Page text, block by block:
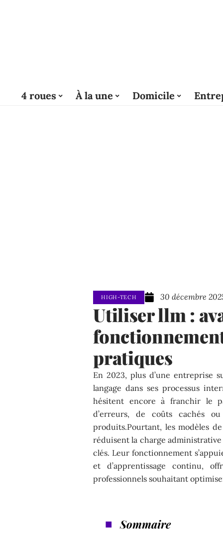
4 roues À la une Domicile
HIGH-TECH 30 décembre
Utiliser llm :
pratiques
En 2023, plus d’une entreprise
langage dans ses processus
hésitent encore à franchir le
d’erreurs, de coûts cachés
produits.Pourtant, les modèles
réduisent la charge
clés. Leur fonctionnement
et d’apprentissage continu,
professionnels souhaitant
Sommaire